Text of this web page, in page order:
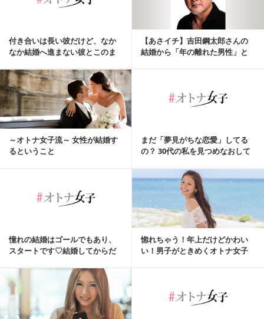
付き合いは長い彼だけど、なか
なか結婚へ進まない彼とこのま
【あさイチ】吉田鋼太郎さんの
結婚から「年の離れた男性」と
～オトナ女子流～ 女性が結婚す
るということ
まだ「夢見がちな恋愛」してる
の？ 30代の私を見つめなおして
憧れの結婚はゴールでもあり、
スタートです♡結婚してからだ
惚れちゃう！年上だけどかわい
い！男子がときめくオトナ女子